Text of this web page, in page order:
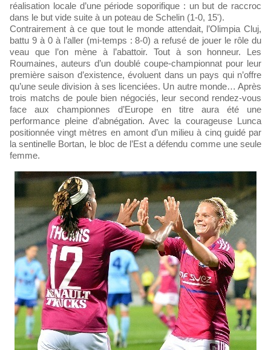
réalisation locale d’une période soporifique : un but de raccroc
dans le but vide suite à un poteau de Schelin (1-0, 15').
Contrairement à ce que tout le monde attendait, l’Olimpia Cluj,
battu 9 à 0 à l’aller (mi-temps : 8-0) a refusé de jouer le rôle du
veau que l’on mène à l’abattoir. Tout à son honneur. Les
Roumaines, auteurs d’un doublé coupe-championnat pour leur
première saison d’existence, évoluent dans un pays qui n’offre
qu’une seule division à ses licenciées. Un autre monde… Après
trois matchs de poule bien négociés, leur second rendez-vous
face aux championnes d’Europe en titre aura été une
performance pleine d’abnégation. Avec la courageuse Lunca
positionnée vingt mètres en amont d’un milieu à cinq guidé par
la sentinelle Bortan, le bloc de l’Est a défendu comme une seule
femme.